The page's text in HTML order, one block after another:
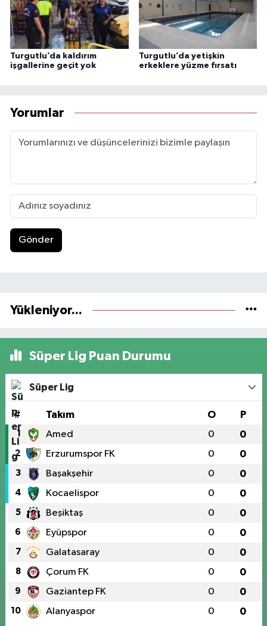
Turgutlu’da kaldırım
işgallerine geçit yok
Turgutlu’da yetişkin
erkeklere yüzme fırsatı
Yorumlar
Gönder
Yükleniyor...
Süper Lig Puan Durumu
Süper Lig
# Takım O P
1 Amed 0 0
2 Erzurumspor FK 0 0
3 Başakşehir 0 0
4 Kocaelispor 0 0
5 Beşiktaş 0 0
6 Eyüpspor 0 0
7 Galatasaray 0 0
8 Çorum FK 0 0
9 Gaziantep FK 0 0
10 Alanyaspor 0 0